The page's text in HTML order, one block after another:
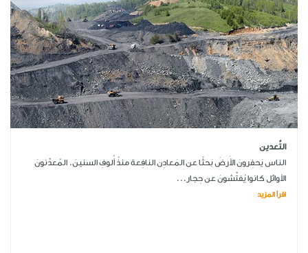
التَّعدين
الناس يَحفِرونَ الأَرضَ بَحثًا عن المَعادِن النافِعة منذُ أُلوفِ السنينَ. المُعدِّنونَ
الأوائل كانوا يُفتِّشونَ عن حِجار...
اقرأ المزيد